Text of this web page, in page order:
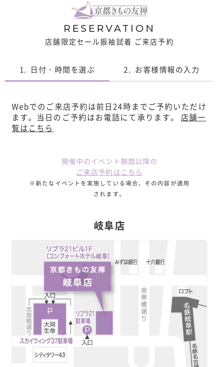
RESERVATION
店舗限定セール振袖試着 ご来店予約
1. 日付・時間を選ぶ 2. お客様情報の入力
Webでのご来店予約は前日24時までご予約いただけ
ます。 当日のご予約はお電話にて承ります。 店舗一
覧はこちら
開催中のイベント期間以降の
ご来店予約はこちら
※新たなイベントを実施している場合、その内容が適用
されます。
岐阜店